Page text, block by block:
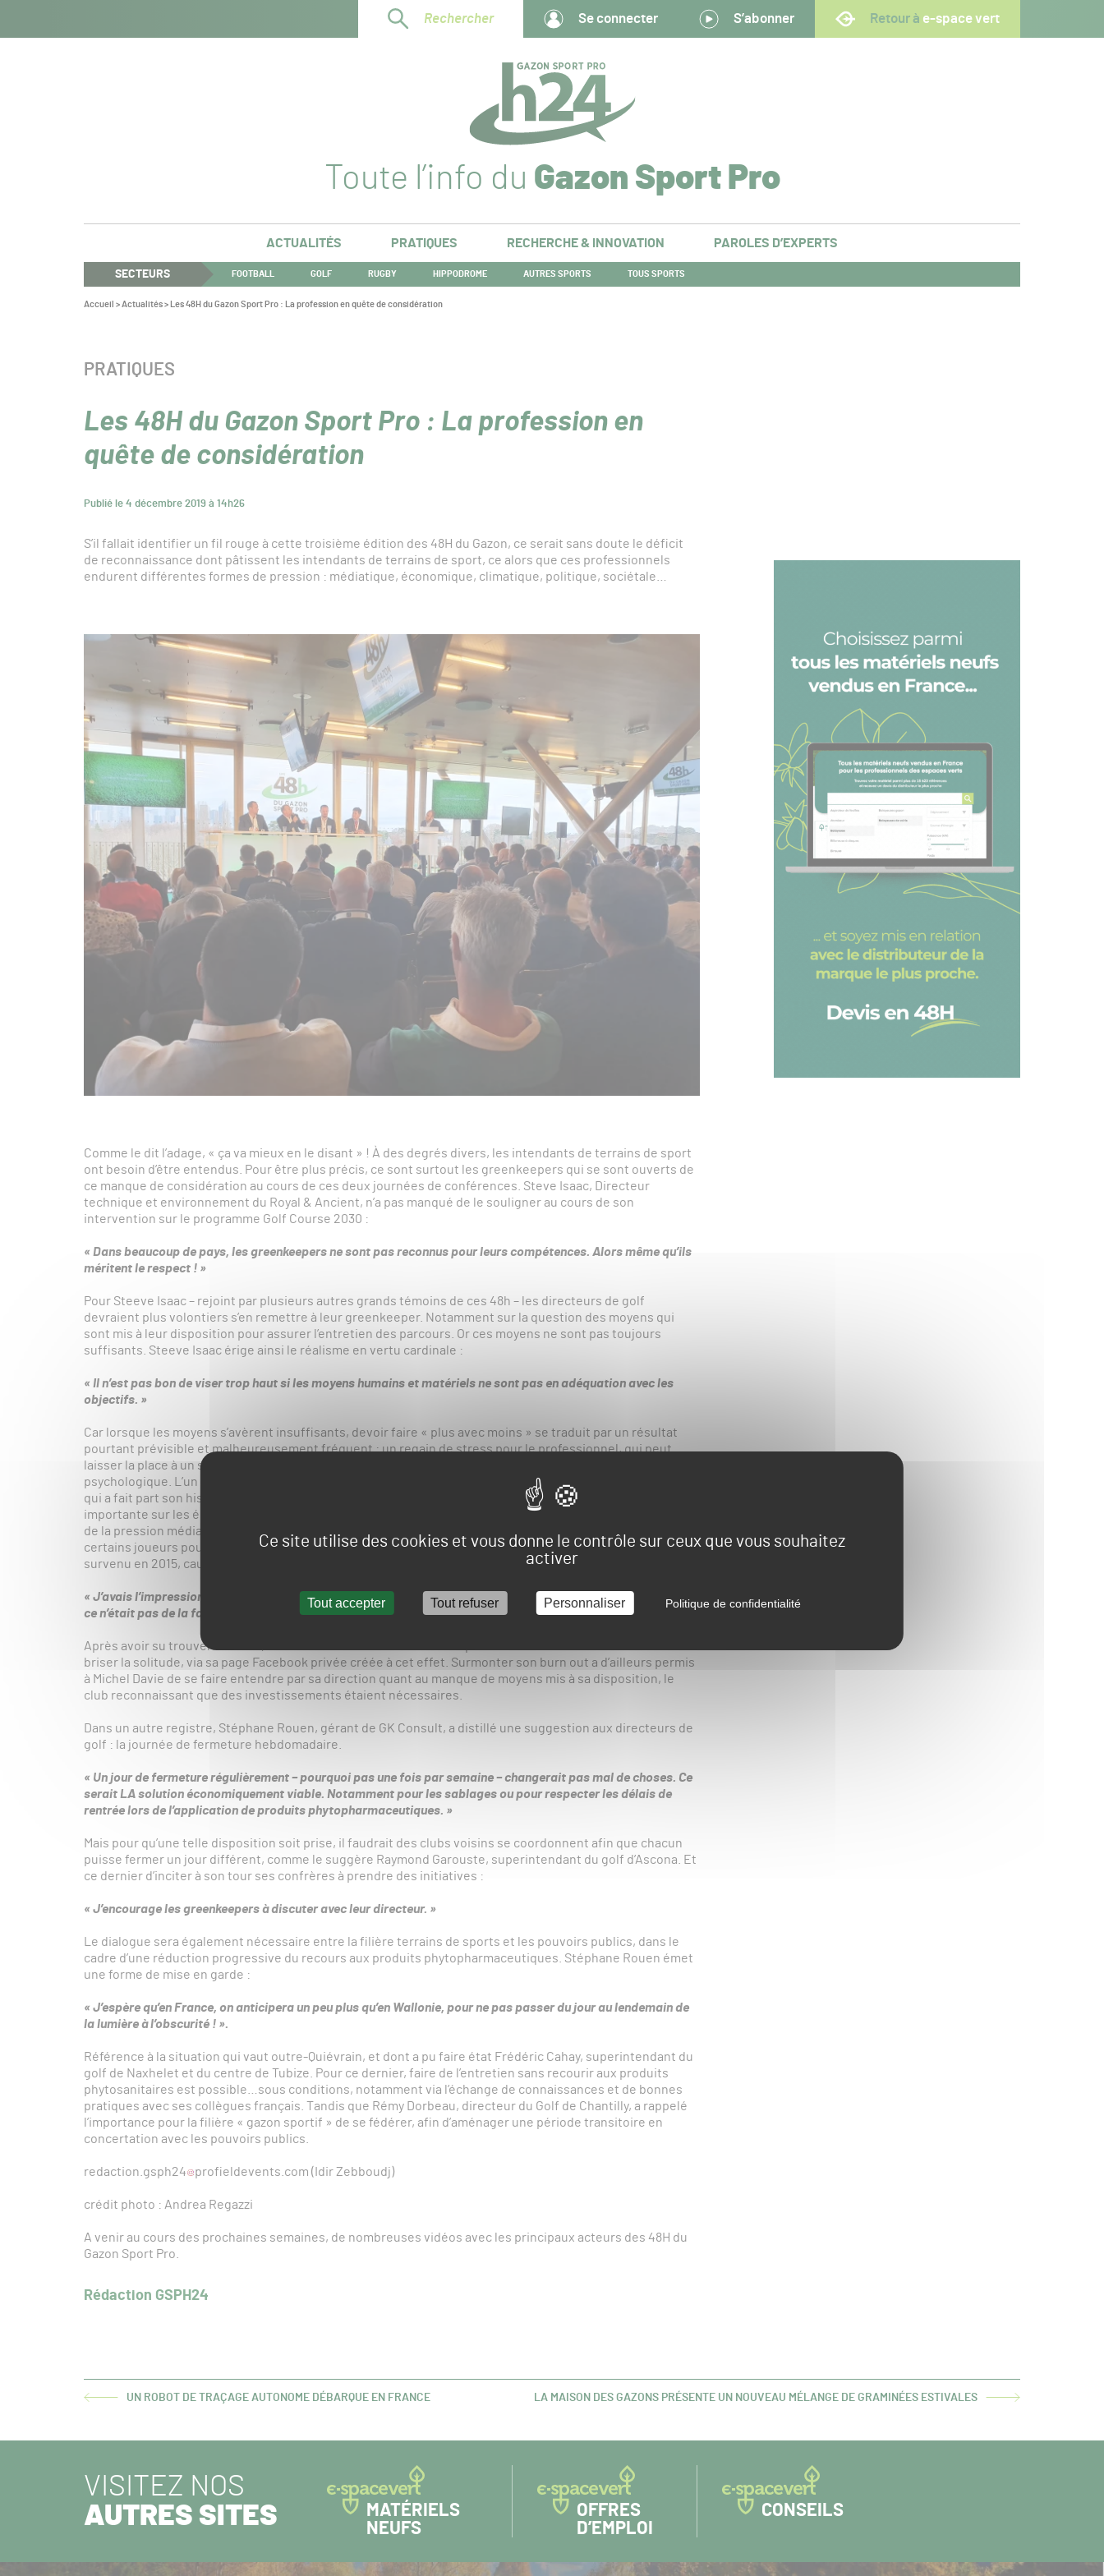
Ce site utilise des cookies et vous donne le contrôle sur ceux que vous souhaitez
activer
Tout accepter Tout refuser Personnaliser Politique de confidentialité
Rechercher Se connecter S’abonner Retour à e-space vert
Toute l’info du Gazon Sport Pro
ACTUALITÉS PRATIQUES RECHERCHE & INNOVATION PAROLES D’EXPERTS
SECTEURS FOOTBALL GOLF RUGBY HIPPODROME AUTRES SPORTS TOUS SPORTS
Vous
Accueil >Actualités> Les 48H du Gazon Sport Pro : La profession en quête de considération
Les 48H du Gazon Sport Pro : La profession en
quête de considération
Publié le 4 décembre 2019 à 14h26
CATÉGORIE :
PRATIQUES
S’il fallait identifier un fil rouge à cette troisième édition des 48H du Gazon, ce serait sans doute le déficit
de reconnaissance dont pâtissent les intendants de terrains de sport, ce alors que ces professionnels
endurent différentes formes de pression : médiatique, économique, climatique, politique, sociétale…
Comme le dit l’adage, « ça va mieux en le disant » ! À des degrés divers, les intendants de terrains de sport
ont besoin d’être entendus. Pour être plus précis, ce sont surtout les greenkeepers qui se sont ouverts de
ce manque de considération au cours de ces deux journées de conférences. Steve Isaac, Directeur
technique et environnement du Royal & Ancient, n’a pas manqué de le souligner au cours de son
intervention sur le programme Golf Course 2030 :
« Dans beaucoup de pays, les greenkeepers ne sont pas reconnus pour leurs compétences. Alors même qu’ils
méritent le respect ! »
Pour Steeve Isaac – rejoint par plusieurs autres grands témoins de ces 48h – les directeurs de golf
devraient plus volontiers s’en remettre à leur greenkeeper. Notamment sur la question des moyens qui
sont mis à leur disposition pour assurer l’entretien des parcours. Or ces moyens ne sont pas toujours
suffisants. Steeve Isaac érige ainsi le réalisme en vertu cardinale :
« Il n’est pas bon de viser trop haut si les moyens humains et matériels ne sont pas en adéquation avec les
objectifs. »
Car lorsque les moyens s’avèrent insuffisants, devoir faire « plus avec moins » se traduit par un résultat
pourtant prévisible et malheureusement fréquent : un regain de stress pour le professionnel, qui peut
laisser la place à un stress chronique, avec des conséquences néfastes, au plan physique comme
psychologique. L’un des moments forts de ces 48H restera sans doute le témoignage de Michel Davie, titre,
qui a fait part son histoire personnelle. Mettant le doigt sur les facteurs qui ont mis une pression plus
importante sur les épaules des greenkeepers britanniques (montée en puissance des réseaux sociaux et
de la pression médiatique, recrudescence de la concurrence entre golfs, manque de considération de
certains joueurs pour le travail des greenkeepers et jardiniers…), le technicien a évoqué son burn out,
survenu en 2015, causé par un isolement trop important :
« J’avais l’impression d’être une île [isolé de tout]… Mais j’ai réalisé que je n’étais pas seul dans mon cas et que
ce n’était pas de la faiblesse d’admettre que j’avais besoin d’aide. »
Après avoir su trouver de l’aide, Michel Davie a à son tour incité les professionnels souffrant de stress à
briser la solitude, via sa page Facebook privée créée à cet effet. Surmonter son burn out a d’ailleurs permis
à Michel Davie de se faire entendre par sa direction quant au manque de moyens mis à sa disposition, le
club reconnaissant que des investissements étaient nécessaires.
Dans un autre registre, Stéphane Rouen, gérant de GK Consult, a distillé une suggestion aux directeurs de
golf : la journée de fermeture hebdomadaire.
« Un jour de fermeture régulièrement – pourquoi pas une fois par semaine – changerait pas mal de choses. Ce
serait LA solution économiquement viable. Notamment pour les sablages ou pour respecter les délais de
rentrée lors de l’application de produits phytopharmaceutiques. »
Mais pour qu’une telle disposition soit prise, il faudrait des clubs voisins se coordonnent afin que chacun
puisse fermer un jour différent, comme le suggère Raymond Garouste, superintendant du golf d’Ascona. Et
ce dernier d’inciter à son tour ses confrères à prendre des initiatives :
« J’encourage les greenkeepers à discuter avec leur directeur. »
Le dialogue sera également nécessaire entre la filière terrains de sports et les pouvoirs publics, dans le
cadre d’une réduction progressive du recours aux produits phytopharmaceutiques. Stéphane Rouen émet
une forme de mise en garde :
« J’espère qu’en France, on anticipera un peu plus qu’en Wallonie, pour ne pas passer du jour au lendemain de
la lumière à l’obscurité ! ».
Référence à la situation qui vaut outre-Quiévrain, et dont a pu faire état Frédéric Cahay, superintendant du
golf de Naxhelet et du centre de Tubize. Pour ce dernier, faire de l’entretien sans recourir aux produits
phytosanitaires est possible…sous conditions, notamment via l’échange de connaissances et de bonnes
pratiques avec ses collègues français. Tandis que Rémy Dorbeau, directeur du Golf de Chantilly, a rappelé
l’importance pour la filière « gazon sportif » de se fédérer, afin d’aménager une période transitoire en
concertation avec les pouvoirs publics.
redaction.gsph24 profieldevents.com (Idir Zebboudj)
crédit photo : Andrea Regazzi
A venir au cours des prochaines semaines, de nombreuses vidéos avec les principaux acteurs des 48H du
Gazon Sport Pro.
Rédaction GSPH24
ARTICLEUN ROBOT DE TRAÇAGE AUTONOME DÉBARQUE EN FRANCE
ARTICLE
LA MAISON DES GAZONS PRÉSENTE UN NOUVEAU MÉLANGE DE GRAMINÉES ESTIVALES
VISITEZ NOS
AUTRES SITES
MATÉRIELS
NEUFS
OFFRES
D’EMPLOI
CONSEILS